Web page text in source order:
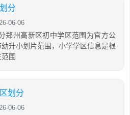
分
06-06
郑州高新区初中学区范围为官方公
升小划片范围，小学学区信息是根
围
划分
06-06